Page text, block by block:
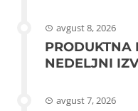
avgust 8, 2026
PRODUKTNA
NEDELJNI
avgust 7, 2026